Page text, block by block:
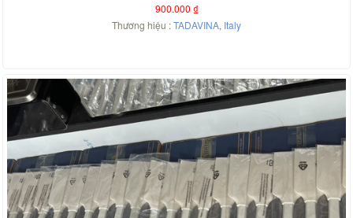
900.000 ₫
Thương hiệu :TADAVINA, Italy